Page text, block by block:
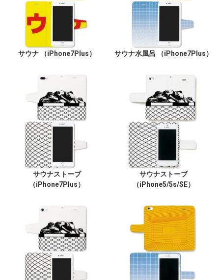
サウナ （iPhone7Plus） サウナ水風呂 （iPhone7Plus）
サウナストーブ
（iPhone7Plus）
サウナストーブ
（iPhone5/5s/SE）